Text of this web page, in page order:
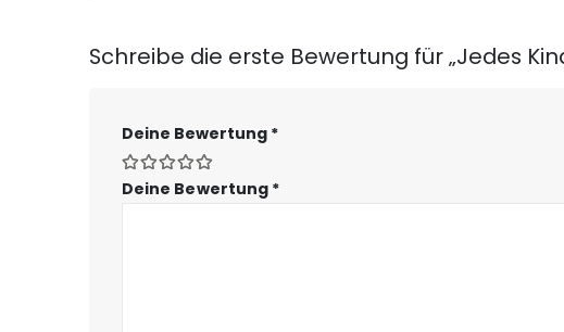
Schreibe die erste Bewertung für „Jedes
Deine Bewertung *
Deine Bewertung *